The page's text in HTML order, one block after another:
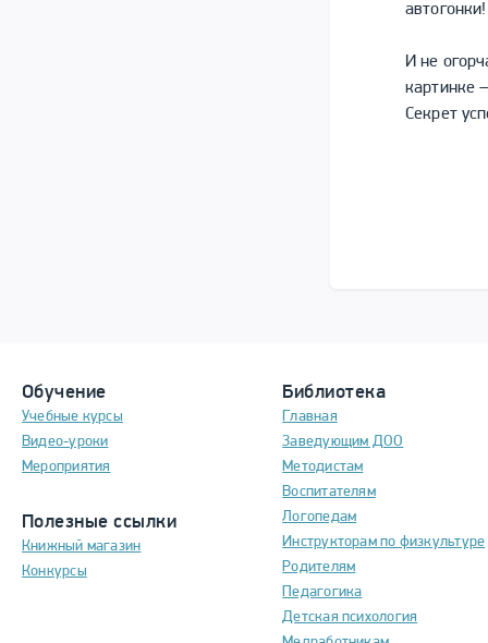
автогонки!
И не
картинке
Секрет
Обучение
Учебные курсы
Видео-уроки
Мероприятия
Полезные ссылки
Книжный магазин
Конкурсы
Библиотека
Главная
Заведующим ДОО
Методистам
Воспитателям
Логопедам
Инструкторам по физкультуре
Родителям
Педагогика
Детская психология